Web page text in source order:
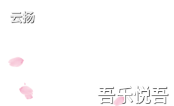
云扬
吾乐悦吾